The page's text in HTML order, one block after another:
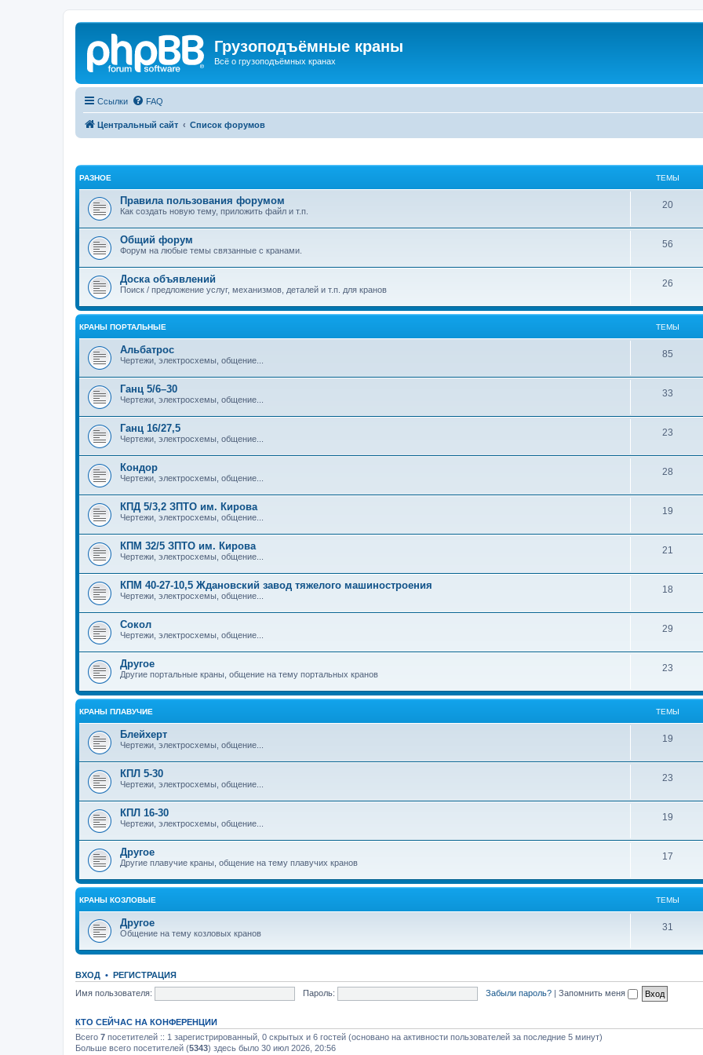
Грузоподъёмные краны
Всё о грузоподъёмных кранах
Ссылки FAQ
Центральный сайт Список форумов
РАЗНОЕ ТЕМЫ
Правила пользования форумом
Как создать новую тему, приложить файл и т.п.
20
Общий форум
Форум на любые темы связанные с кранами.
56
Доска объявлений
Поиск / предложение услуг, механизмов, деталей и т.п. для кранов
26
КРАНЫ ПОРТАЛЬНЫЕ ТЕМЫ
Альбатрос
Чертежи, электросхемы, общение...
85
Ганц 5/6–30
Чертежи, электросхемы, общение...
33
Ганц 16/27,5
Чертежи, электросхемы, общение...
23
Кондор
Чертежи, электросхемы, общение...
28
КПД 5/3,2 ЗПТО им. Кирова
Чертежи, электросхемы, общение...
19
КПМ 32/5 ЗПТО им. Кирова
Чертежи, электросхемы, общение...
21
КПМ 40-27-10,5 Ждановский завод тяжелого машиностроения
Чертежи, электросхемы, общение...
18
Сокол
Чертежи, электросхемы, общение...
29
Другое
Другие портальные краны, общение на тему портальных кранов
23
КРАНЫ ПЛАВУЧИЕ ТЕМЫ
Блейхерт
Чертежи, электросхемы, общение...
19
КПЛ 5-30
Чертежи, электросхемы, общение...
23
КПЛ 16-30
Чертежи, электросхемы, общение...
19
Другое
Другие плавучие краны, общение на тему плавучих кранов
17
КРАНЫ КОЗЛОВЫЕ ТЕМЫ
Другое
Общение на тему козловых кранов
31
ВХОД • РЕГИСТРАЦИЯ
Имя пользователя:
Пароль: Забыли пароль? | Запомнить меня
КТО СЕЙЧАС НА КОНФЕРЕНЦИИ
Всего 7 посетителей :: 1 зарегистрированный, 0 скрытых и 6 гостей (основано на активности пользователей за последние 5 минут)
Больше всего посетителей (5343) здесь было 30 июл 2026, 20:56